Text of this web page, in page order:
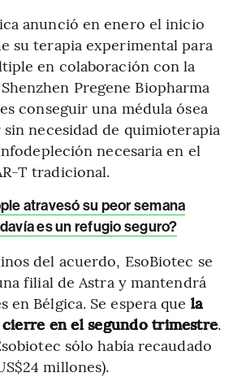
anunció en enero el inicio
su terapia experimental para
en colaboración con la
Pregene Biopharma
conseguir una médula ósea
necesidad de quimioterapia
necesaria en el
T tradicional.
atravesó su peor semana
es un refugio seguro?
del acuerdo, EsoBiotec se
filial de Astra y mantendrá
en Bélgica. Se espera que la
en el segundo trimestre.
sólo había recaudado
millones).